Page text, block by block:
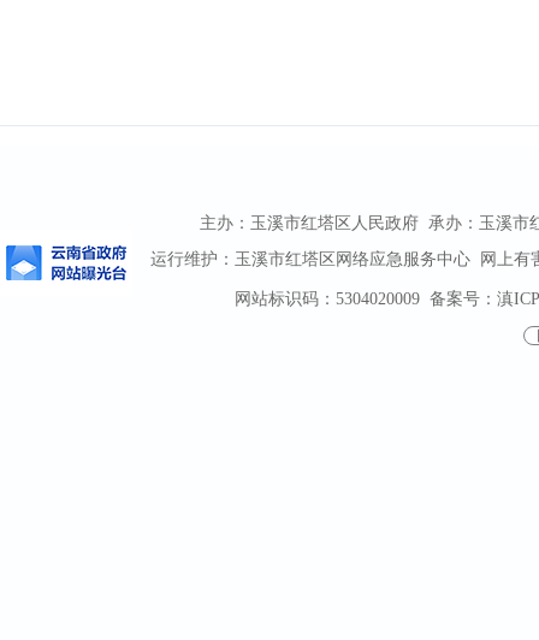
主办：玉溪市红塔区人民政府 承办：玉溪市
运行维护：玉溪市红塔区网络应急服务中心 网上有
网站标识码：5304020009备案号：滇